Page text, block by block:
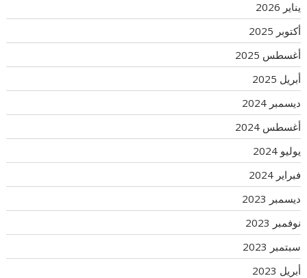
يناير 2026
أكتوبر 2025
أغسطس 2025
أبريل 2025
ديسمبر 2024
أغسطس 2024
يوليو 2024
فبراير 2024
ديسمبر 2023
نوفمبر 2023
سبتمبر 2023
أبريل 2023